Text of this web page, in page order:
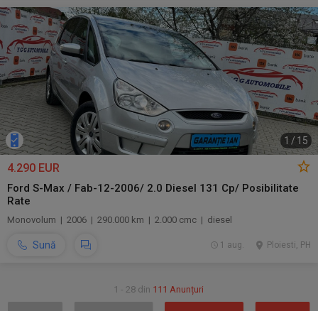
1 / 15
4.290 EUR
Ford S-Max / Fab-12-2006/ 2.0 Diesel 131 Cp/ Posibilitate
Rate
Monovolum | 2006 | 290.000 km | 2.000 cmc | diesel
Sună Ploiesti, PH
1 aug.
1 - 28 din 111 Anunțuri